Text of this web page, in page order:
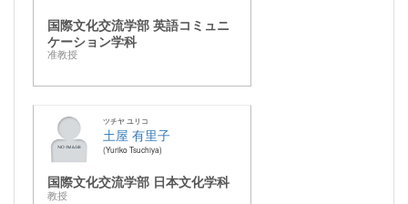
国際文化交流学部 英語コミュニ
ケーション学科
准教授
ツチヤ ユリコ
土屋 有里子
Yuriko Tsuchiya
国際文化交流学部 日本文化学科
教授